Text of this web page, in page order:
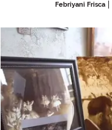
Febriyani Frisca